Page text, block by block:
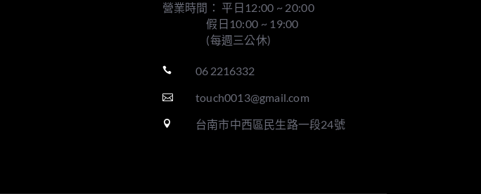
營業時間： 平日12:00 ~ 20:00
假日10:00 ~ 19:00
(每週三公休)
 06 2216332
 touch0013@gmail.com
 台南市中西區民生路一段24號